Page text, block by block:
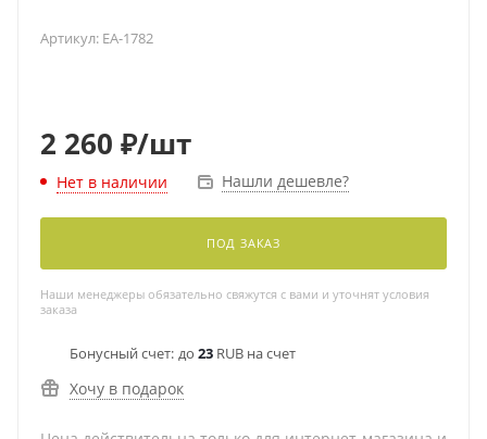
Артикул: EA-1782
2 260 ₽/шт
Нет в наличии Нашли дешевле?
ПОД ЗАКАЗ
Наши менеджеры обязательно свяжутся с вами и уточнят условия
заказа
Бонусный счет: до 23 RUB на счет
Хочу в подарок